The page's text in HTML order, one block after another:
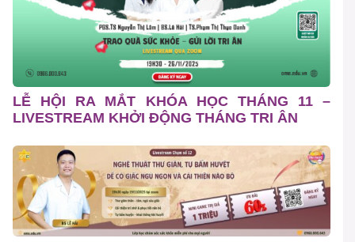
LỄ HỘI RA MẮT KHÓA HỌC THÁNG 11 –
LIVESTREAM KHỞI ĐỘNG THÁNG TRI ÂN